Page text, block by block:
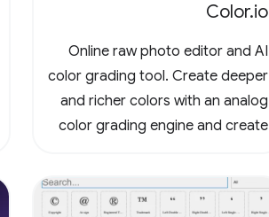
Color.io
Online raw photo editor and AI
color grading tool. Create deeper
and richer colors with an analog
color grading engine and create
photography workflows.